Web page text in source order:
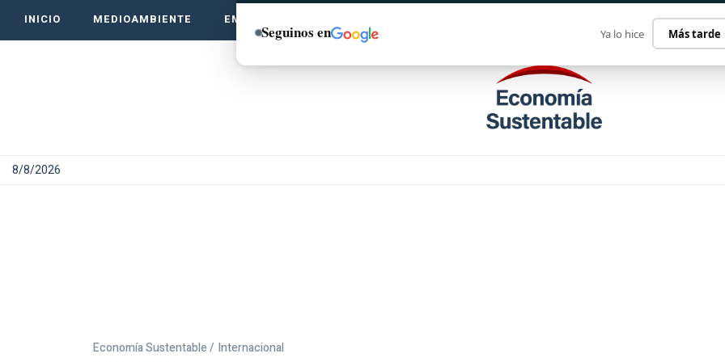
INICIO MEDIOAMBIENTE EMPRENDE VERDE
8/8/2026
Economía Sustentable / Internacional
Seguinos en Ya lo hice Más tarde